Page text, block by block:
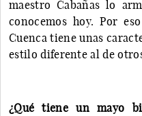
maestro Cabañas lo
conocemos hoy. Por
Cuenca tiene unas
estilo diferente al de
¿Qué tiene un mayo